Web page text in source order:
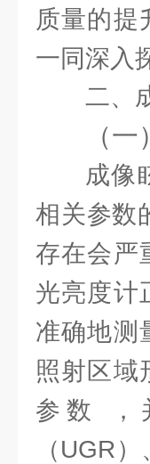
质量的提
一同深入
二、
（一）
成像
相关参数
存在会严
光亮度计
准确地测
照射区域
参数 ，
（UGR